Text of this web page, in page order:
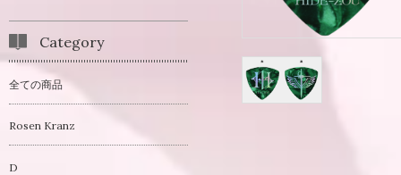
Category
全ての商品
Rosen Kranz
D